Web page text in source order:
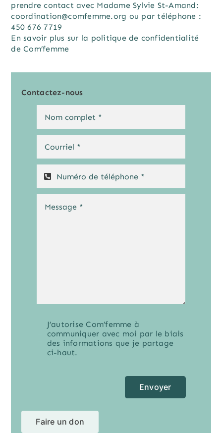
prendre contact avec Madame Sylvie St-Amand:
coordination@comfemme.org ou par téléphone :
450 676 7719
En savoir plus sur la politique de confidentialité
de Com’femme
Contactez-nous
J’autorise Com’femme à
communiquer avec moi par le biais
des informations que je partage
ci-haut.
Envoyer
Faire un don